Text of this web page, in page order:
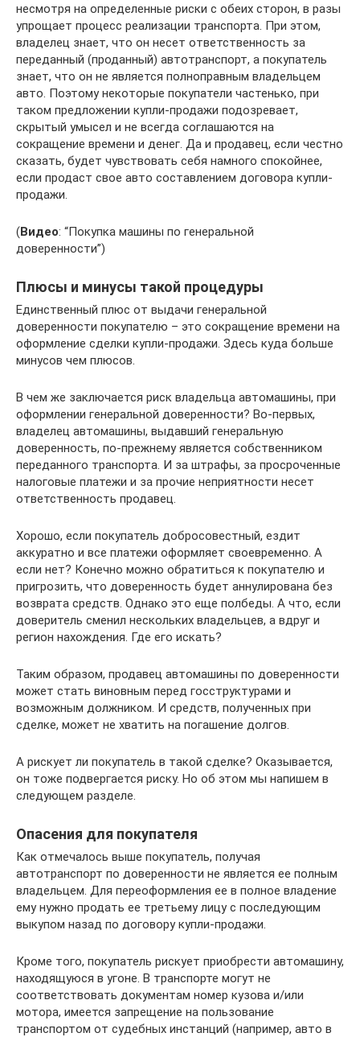
несмотря на определенные риски с обеих сторон, в разы
упрощает процесс реализации транспорта. При этом,
владелец знает, что он несет ответственность за
переданный (проданный) автотранспорт, а покупатель
знает, что он не является полноправным владельцем
авто. Поэтому некоторые покупатели частенько, при
таком предложении купли-продажи подозревает,
скрытый умысел и не всегда соглашаются на
сокращение времени и денег. Да и продавец, если честно
сказать, будет чувствовать себя намного спокойнее,
если продаст свое авто составлением договора купли-
продажи.
(Видео: “Покупка машины по генеральной
доверенности”)
Плюсы и минусы такой процедуры
Единственный плюс от выдачи генеральной
доверенности покупателю – это сокращение времени на
оформление сделки купли-продажи. Здесь куда больше
минусов чем плюсов.
В чем же заключается риск владельца автомашины, при
оформлении генеральной доверенности? Во-первых,
владелец автомашины, выдавший генеральную
доверенность, по-прежнему является собственником
переданного транспорта. И за штрафы, за просроченные
налоговые платежи и за прочие неприятности несет
ответственность продавец.
Хорошо, если покупатель добросовестный, ездит
аккуратно и все платежи оформляет своевременно. А
если нет? Конечно можно обратиться к покупателю и
пригрозить, что доверенность будет аннулирована без
возврата средств. Однако это еще полбеды. А что, если
доверитель сменил нескольких владельцев, а вдруг и
регион нахождения. Где его искать?
Таким образом, продавец автомашины по доверенности
может стать виновным перед госструктурами и
возможным должником. И средств, полученных при
сделке, может не хватить на погашение долгов.
А рискует ли покупатель в такой сделке? Оказывается,
он тоже подвергается риску. Но об этом мы напишем в
следующем разделе.
Опасения для покупателя
Как отмечалось выше покупатель, получая
автотранспорт по доверенности не является ее полным
владельцем. Для переоформления ее в полное владение
ему нужно продать ее третьему лицу с последующим
выкупом назад по договору купли-продажи.
Кроме того, покупатель рискует приобрести автомашину,
находящуюся в угоне. В транспорте могут не
соответствовать документам номер кузова и/или
мотора, имеется запрещение на пользование
транспортом от судебных инстанций (например, авто в